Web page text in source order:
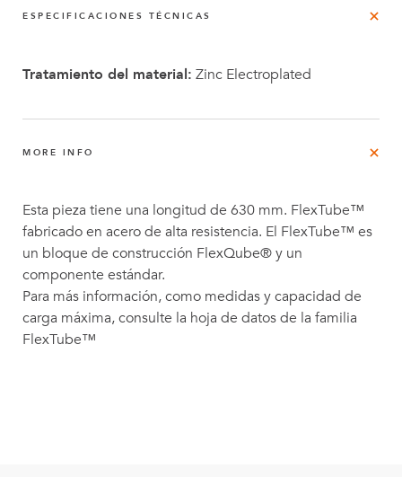
ESPECIFICACIONES TÉCNICAS
Tratamiento del material: Zinc Electroplated
MORE INFO
Esta pieza tiene una longitud de 630 mm. FlexTube™
fabricado en acero de alta resistencia. El FlexTube™ es
un bloque de construcción FlexQube® y un
componente estándar.
Para más información, como medidas y capacidad de
carga máxima, consulte la hoja de datos de la familia
FlexTube™